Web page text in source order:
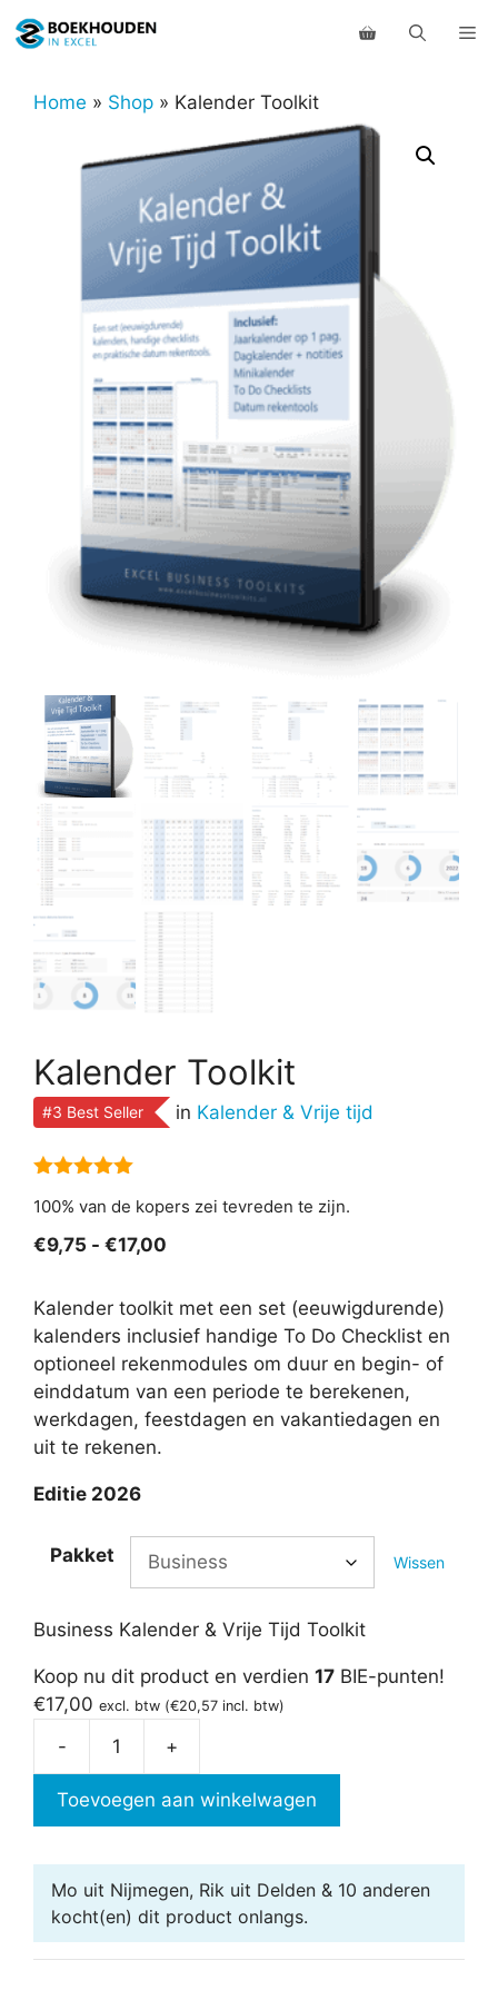
naar
inhoudHome » Shop » Kalender Toolkit
Kalender Toolkit
#3 Best Seller in Kalender & Vrije tijd
100% van de kopers zei tevreden te zijn.
€9,75 - €17,00
tot
€17,00
Kalender toolkit met een set (eeuwigdurende)
kalenders inclusief handige To Do Checklist en
optioneel rekenmodules om duur en begin- of
einddatum van een periode te berekenen,
werkdagen, feestdagen en vakantiedagen en
uit te rekenen.
Editie 2026
Pakket Wissen
Business Kalender & Vrije Tijd Toolkit
Koop nu dit product en verdien 17 BIE-punten!
€17,00 excl. btw (€20,57 incl. btw)
-
aantal
+
Toevoegen aan winkelwagen
Mo uit Nijmegen, Rik uit Delden & 10 anderen
kocht(en) dit product onlangs.